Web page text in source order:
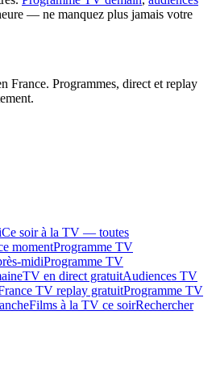
— ne manquez plus jamais votre
France. Programmes, direct et replay
Ce soir à la TV — toutes
momentProgramme TV
midiProgramme TV
TV en direct gratuitAudiences TV
TV replay gratuitProgramme TV
Films à la TV ce soirRechercher